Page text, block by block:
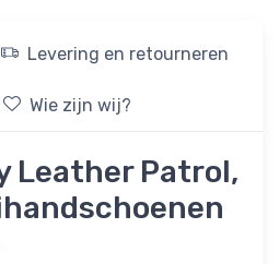
Levering en retourneren
Wie zijn wij?
Leather Patrol,